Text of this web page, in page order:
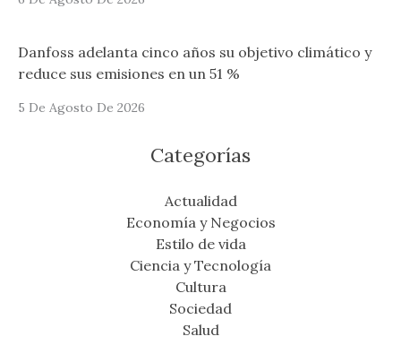
Danfoss adelanta cinco años su objetivo climático y
reduce sus emisiones en un 51 %
5 De Agosto De 2026
Categorías
Actualidad
Economía y Negocios
Estilo de vida
Ciencia y Tecnología
Cultura
Sociedad
Salud